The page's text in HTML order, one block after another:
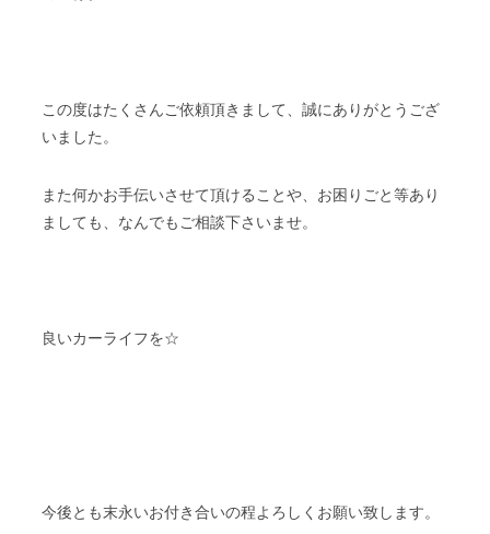
この度はたくさんご依頼頂きまして、誠にありがとうござ
いました。
また何かお手伝いさせて頂けることや、お困りごと等あり
ましても、なんでもご相談下さいませ。
良いカーライフを☆
今後とも末永いお付き合いの程よろしくお願い致します。